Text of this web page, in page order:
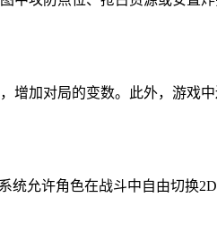
加对局的变数。此外，游戏
统允许角色在战斗中自由切换